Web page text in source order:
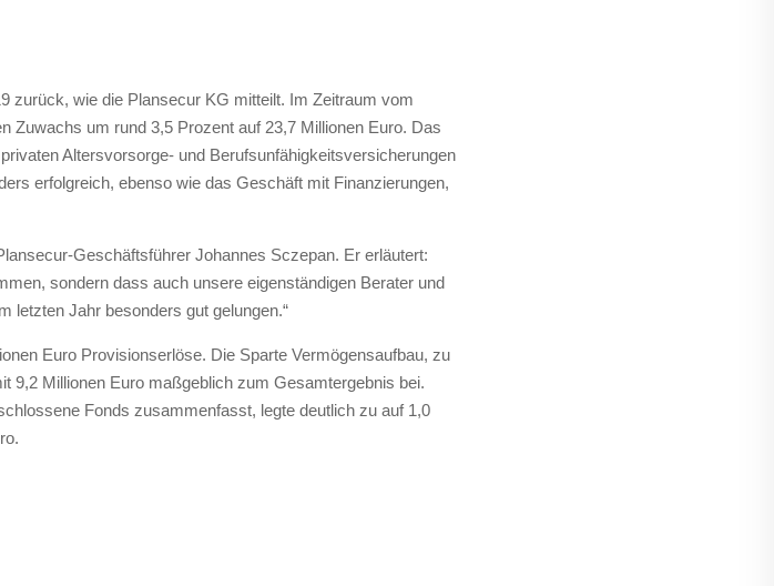
zurück, wie die Plansecur KG mitteilt. Im Zeitraum vom
Zuwachs um rund 3,5 Prozent auf 23,7 Millionen Euro. Das
Altersvorsorge- und Berufsunfähigkeitsversicherungen
erfolgreich, ebenso wie das Geschäft mit Finanzierungen,
Geschäftsführer Johannes Sczepan. Er erläutert:
sondern dass auch unsere eigenständigen Berater und
letzten Jahr besonders gut gelungen.“
Euro Provisionserlöse. Die Sparte Vermögensaufbau, zu
9,2 Millionen Euro maßgeblich zum Gesamtergebnis bei.
Fonds zusammenfasst, legte deutlich zu auf 1,0